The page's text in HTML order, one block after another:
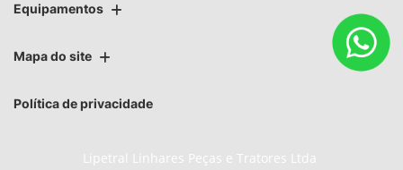
Equipamentos
Mapa do site
Política de privacidade
Lipetral Linhares Peças e Tratores Ltda